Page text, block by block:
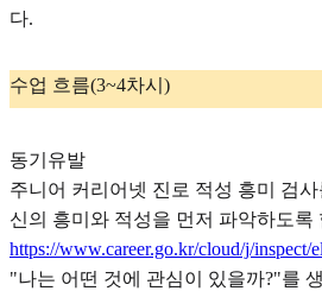
다.
수업 흐름(3~4차시)
동기유발
주니어 커리어넷 진로 적성 흥미 검
신의 흥미와 적성을 먼저 파악하도록
https://www.career.go.kr/cloud/j/inspect/
"나는 어떤 것에 관심이 있을까?"를